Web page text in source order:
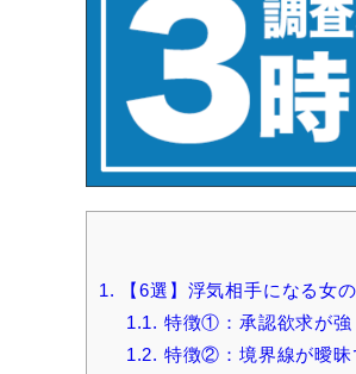
1. 【6選】浮気相手になる女
1.1. 特徴①：承認欲求が強
1.2. 特徴②：境界線が曖昧